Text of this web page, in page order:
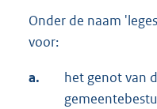
Onder de naam
voor:
a.
het genot van